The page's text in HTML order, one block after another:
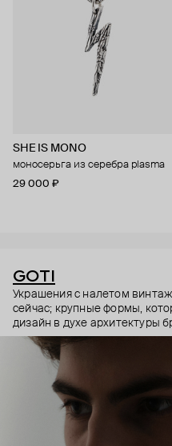
SHE IS MONO
моносерьга из серебра plasma
29 000 ₽
GOTI
Украшения с налетом
сейчас; крупные формы,
дизайн в духе архитектуры
символами – эстетика
на красивых парадоксах.
замечаешь, потому что
складываются максимально